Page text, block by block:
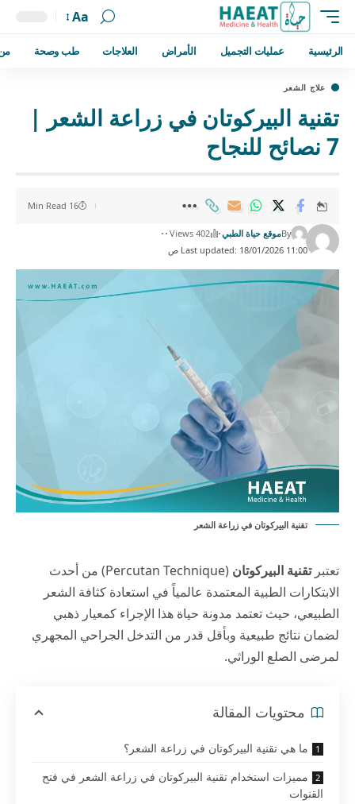
Aa
الرئيسية عمليات التجميل الأمراض العلاجات طب وصحة
علاج الشعر
تقنية البيركوتان في زراعة الشعر |
7 نصائح للنجاح
Last updated: 18/01/2026 11:00 ص
Byموقع حياة الطبي 402 Views
16 Min Read
تقنية البيركوتان في زراعة الشعر
تعتبرتقنية البيركوتان
(Percutan Technique) من أحدث
الابتكارات الطبية المعتمدة عالمياً في استعادة كثافة الشعر
الطبيعي، حيث تعتمد مدونة حياة هذا الإجراء كمعيار ذهبي
لضمان نتائج طبيعية وبأقل قدر من التدخل الجراحي المجهري
لمرضى الصلع الوراثي.
محتويات المقالة
ما هي تقنية البيركوتان في زراعة الشعر؟
مميزات استخدام تقنية البيركوتان في زراعة الشعر في فتح
القنوات